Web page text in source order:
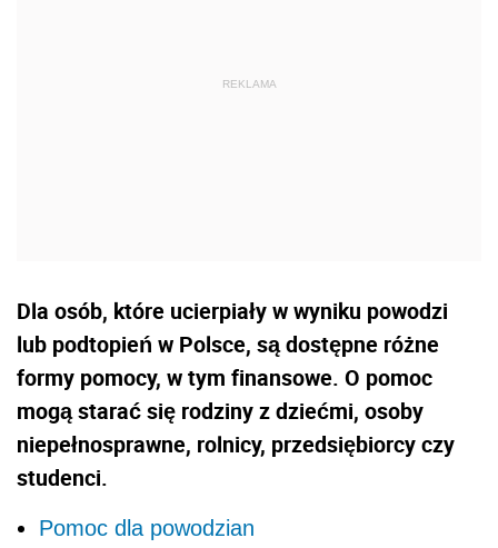
Dla osób, które ucierpiały w wyniku powodzi
lub podtopień w Polsce, są dostępne różne
formy pomocy, w tym finansowe. O pomoc
mogą starać się rodziny z dziećmi, osoby
niepełnosprawne, rolnicy, przedsiębiorcy czy
studenci.
Pomoc dla powodzian